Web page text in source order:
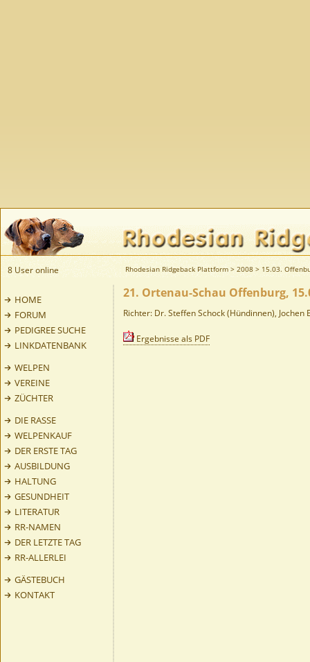
8 User online Rhodesian Ridgeback Plattform > 2008 > 15.03.
HOME
FORUM
PEDIGREE SUCHE
LINKDATENBANK
WELPEN
VEREINE
ZÜCHTER
DIE RASSE
WELPENKAUF
DER ERSTE TAG
AUSBILDUNG
HALTUNG
GESUNDHEIT
LITERATUR
RR-NAMEN
DER LETZTE TAG
RR-ALLERLEI
GÄSTEBUCH
KONTAKT
21. Ortenau-Schau Offenburg,
Richter: Dr. Steffen Schock (Hündinnen), Jochen
Ergebnisse als PDF